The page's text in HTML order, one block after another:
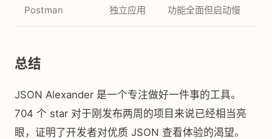
Postman 独立应用 功能全面但启动慢
总结
JSON Alexander 是一个专注做好一件事的工具。
704 个 star 对于刚发布两周的项目来说已经相当亮
眼，证明了开发者对优质 JSON 查看体验的渴望。